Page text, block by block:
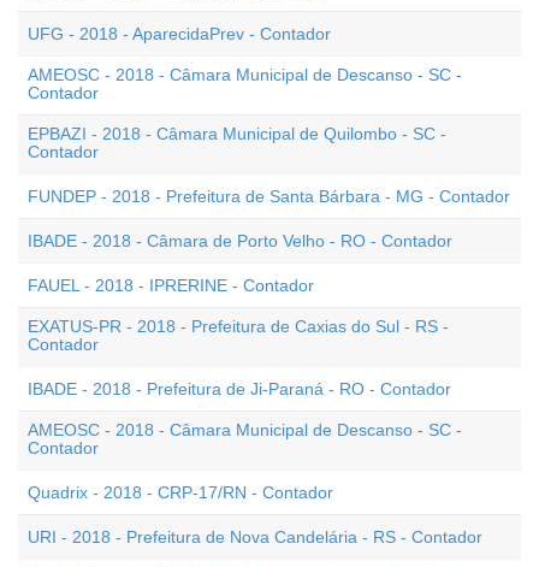
UFG - 2018 - AparecidaPrev - Contador
AMEOSC - 2018 - Câmara Municipal de Descanso - SC -
Contador
EPBAZI - 2018 - Câmara Municipal de Quilombo - SC -
Contador
FUNDEP - 2018 - Prefeitura de Santa Bárbara - MG - Contador
IBADE - 2018 - Câmara de Porto Velho - RO - Contador
FAUEL - 2018 - IPRERINE - Contador
EXATUS-PR - 2018 - Prefeitura de Caxias do Sul - RS -
Contador
IBADE - 2018 - Prefeitura de Ji-Paraná - RO - Contador
AMEOSC - 2018 - Câmara Municipal de Descanso - SC -
Contador
Quadrix - 2018 - CRP-17/RN - Contador
URI - 2018 - Prefeitura de Nova Candelária - RS - Contador